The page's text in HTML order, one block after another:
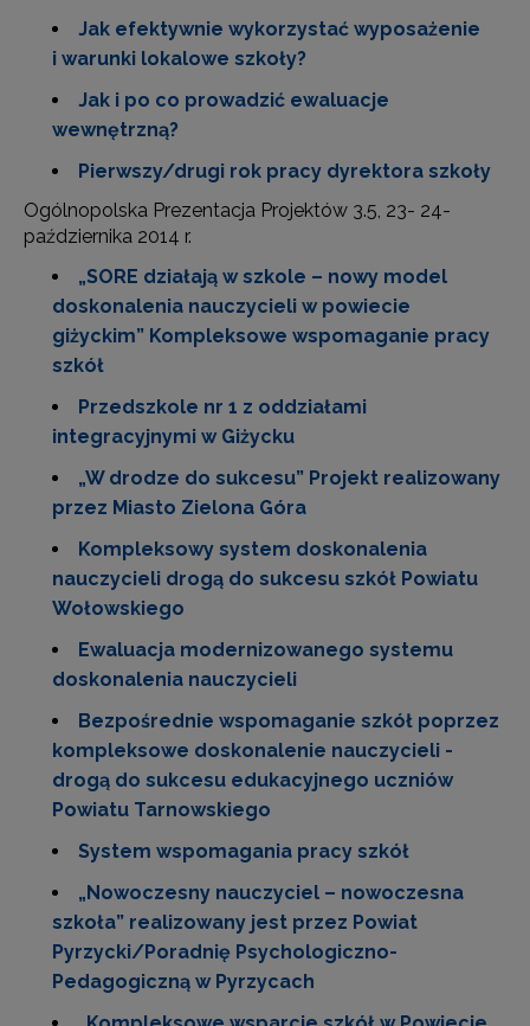
Jak efektywnie wykorzystać wyposażenie
i warunki lokalowe szkoły?
Jak i po co prowadzić ewaluacje
wewnętrzną?
Pierwszy/drugi rok pracy dyrektora szkoły
Ogólnopolska Prezentacja Projektów 3.5, 23- 24-
października 2014 r.
„SORE działają w szkole – nowy model
doskonalenia nauczycieli w powiecie
giżyckim” Kompleksowe wspomaganie pracy
szkół
Przedszkole nr 1 z oddziałami
integracyjnymi w Giżycku
„W drodze do sukcesu” Projekt realizowany
przez Miasto Zielona Góra
Kompleksowy system doskonalenia
nauczycieli drogą do sukcesu szkół Powiatu
Wołowskiego
Ewaluacja modernizowanego systemu
doskonalenia nauczycieli
Bezpośrednie wspomaganie szkół poprzez
kompleksowe doskonalenie nauczycieli -
drogą do sukcesu edukacyjnego uczniów
Powiatu Tarnowskiego
System wspomagania pracy szkół
„Nowoczesny nauczyciel – nowoczesna
szkoła” realizowany jest przez Powiat
Pyrzycki/Poradnię Psychologiczno-
Pedagogiczną w Pyrzycach